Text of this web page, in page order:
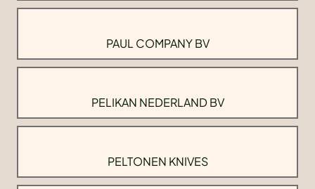
PAUL COMPANY BV
PELIKAN NEDERLAND BV
PELTONEN KNIVES